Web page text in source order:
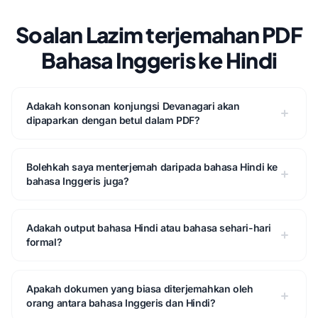
Soalan Lazim terjemahan PDF
Bahasa Inggeris ke Hindi
Adakah konsonan konjungsi Devanagari akan
dipaparkan dengan betul dalam PDF?
Bolehkah saya menterjemah daripada bahasa Hindi ke
bahasa Inggeris juga?
Adakah output bahasa Hindi atau bahasa sehari-hari
formal?
Apakah dokumen yang biasa diterjemahkan oleh
orang antara bahasa Inggeris dan Hindi?